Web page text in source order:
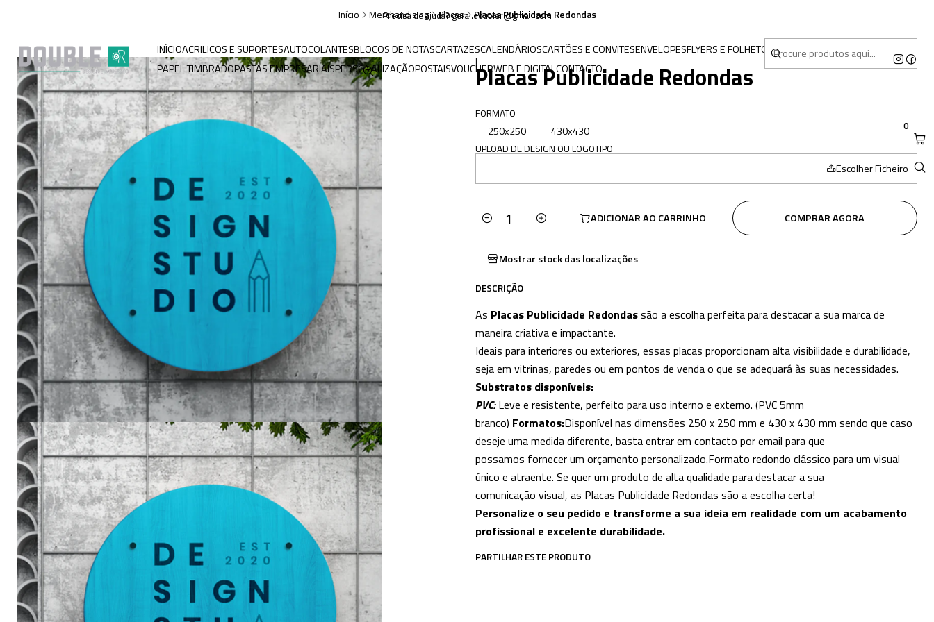
INÍCIOACRILICOS E SUPORTESAUTOCOLANTESBLOCOS DE NOTASCARTAZESCALENDÁRIOSCARTÕES E CONVITESENVELOPESFLYERS E FOLHETOSMERCHANDISING
PAPEL TIMBRADOPASTAS EMPRESARIAISPERSONALIZAÇÃOPOSTAISVOUCHERWEB E DIGITALCONTACTO
0
Precisa de ajuda? geral.doubler@gmail.com
Início Merchandising Placas Placas Publicidade Redondas
|Placas Publicidade Redondas
FORMATO
250x250 430x430
UPLOAD DE DESIGN OU LOGOTIPO
Escolher Ficheiro
Quantidade
ADICIONAR AO CARRINHO COMPRAR AGORA
Mostrar stock das localizações
DESCRIÇÃO
As Placas Publicidade Redondassão a escolha perfeita para destacar a sua marca de
maneira criativa e impactante.
Ideais para interiores ou exteriores, essas placas proporcionam alta visibilidade e durabilidade,
seja em vitrinas, paredes ou em pontos de venda o que se adequará às suas necessidades.
Substratos disponíveis:
PVC:Leve e resistente, perfeito para uso interno e externo. (PVC 5mm
branco) Formatos:Disponível nas dimensões 250 x 250 mm e 430 x 430 mm sendo que caso
deseje uma medida diferente, basta entrar em contacto por email para que
possamos fornecer um orçamento personalizado.Formato redondo clássico para um visual
único e atraente. Se quer um produto de alta qualidade para destacar a sua
comunicação visual, as Placas Publicidade Redondas são a escolha certa!
Personalize o seu pedido e transforme a sua ideia em realidade com um acabamento
profissional e excelente durabilidade.
PARTILHAR ESTE PRODUTO